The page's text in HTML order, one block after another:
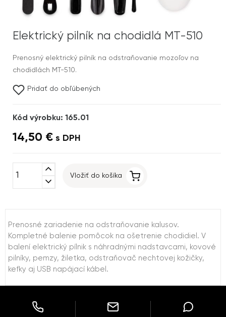
Elektrický pilník na chodidlá MT-510
Prenosný elektrický pilník na odstraňovanie mozoľov na
chodidlách MT-510.
Pridať do obľúbených
Kód výrobku: 165.01
14,50 € s DPH
expand_less
expand_more
Vložiť do košíka
Prenosné zariadenie na odstraňovanie kalusov.
Kompletné balenie pomôcok na ošetrenie chodidiel. V
balení elektrický pílnik s náhradnými nadstavcami, kovové
pilníky, pemzy, žiletka, odstraňovač nechtovej kožičky,
kefky aj USB napájací kábel.